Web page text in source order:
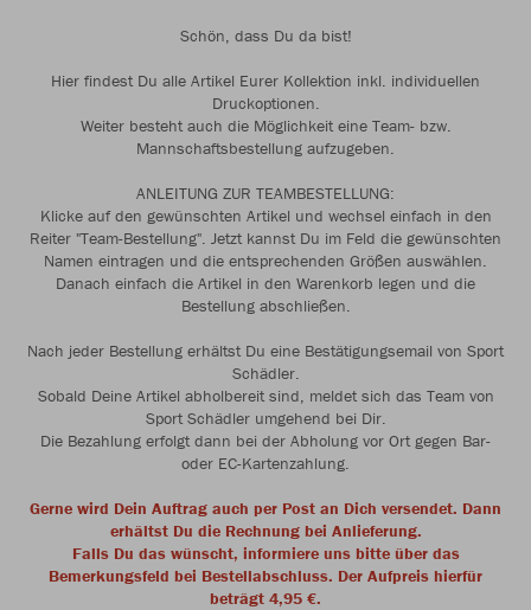
Schön, dass Du da bist!
Hier findest Du alle Artikel Eurer Kollektion inkl. individuellen
Druckoptionen.
Weiter besteht auch die Möglichkeit eine Team- bzw.
Mannschaftsbestellung aufzugeben.
ANLEITUNG ZUR TEAMBESTELLUNG:
Klicke auf den gewünschten Artikel und wechsel einfach in den
Reiter "Team-Bestellung". Jetzt kannst Du im Feld die gewünschten
Namen eintragen und die entsprechenden Größen auswählen.
Danach einfach die Artikel in den Warenkorb legen und die
Bestellung abschließen.
Nach jeder Bestellung erhältst Du eine Bestätigungsemail von Sport
Schädler.
Sobald Deine Artikel abholbereit sind, meldet sich das Team von
Sport Schädler umgehend bei Dir.
Die Bezahlung erfolgt dann bei der Abholung vor Ort gegen Bar-
oder EC-Kartenzahlung.
Gerne wird Dein Auftrag auch per Post an Dich versendet. Dann
erhältst Du die Rechnung bei Anlieferung.
Falls Du das wünscht, informiere uns bitte über das
Bemerkungsfeld bei Bestellabschluss. Der Aufpreis hierfür
beträgt 4,95 €.